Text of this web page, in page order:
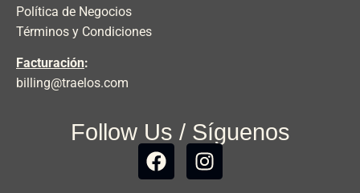
Política de Negocios
Términos y Condiciones
Facturación:
billing@traelos.com
Follow Us / Síguenos